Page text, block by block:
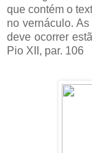
que contém o
no vernáculo.
deve ocorrer
Pio XII, par. 106